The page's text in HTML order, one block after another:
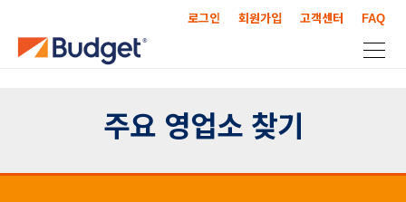
로그인 회원가입 고객센터 FAQ
주요 영업소 찾기